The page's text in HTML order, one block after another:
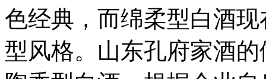
色经典，而绵柔型白酒
型风格。山东孔府家酒